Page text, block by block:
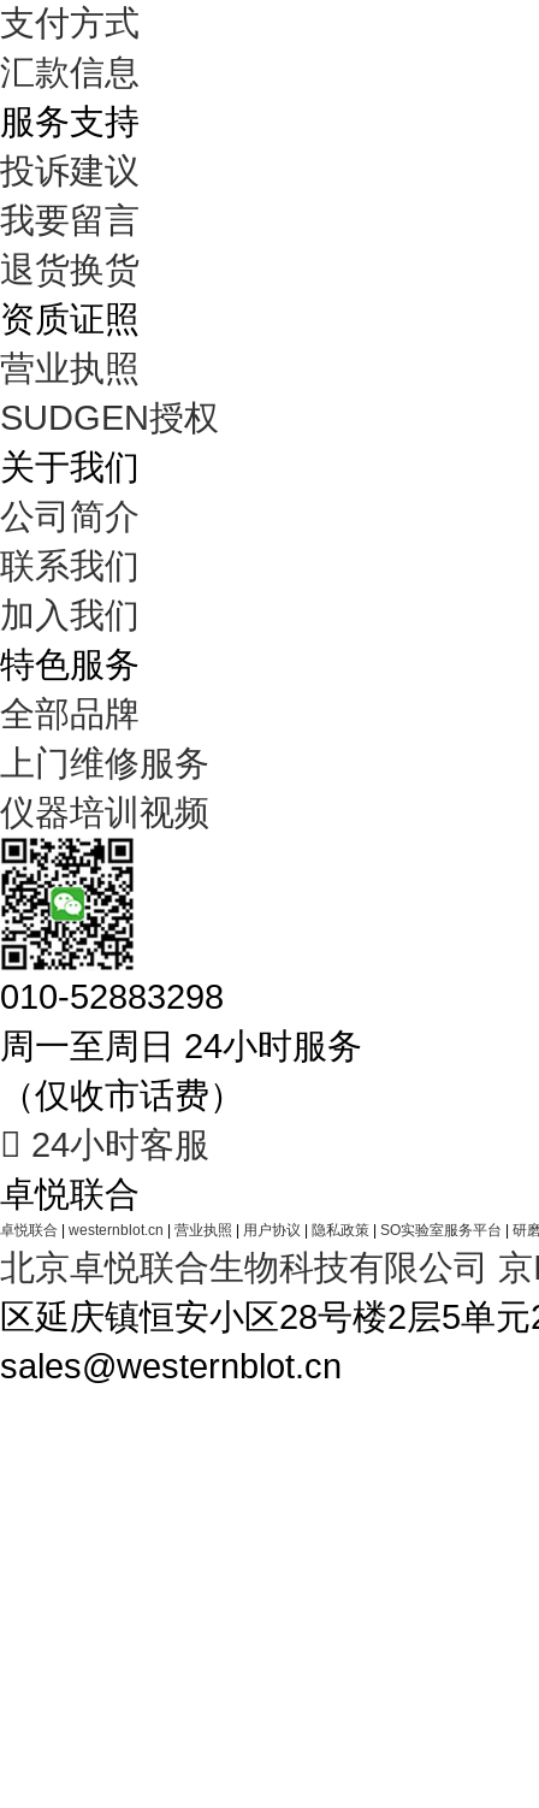
支付方式
汇款信息
服务支持
投诉建议
我要留言
退货换货
资质证照
营业执照
SUDGEN授权
关于我们
公司简介
联系我们
加入我们
特色服务
全部品牌
上门维修服务
仪器培训视频
010-52883298
周一至周日 24小时服务
（仅收市话费）
 24小时客服
卓悦联合
卓悦联合 | westernblot.cn | 营业执照 | 用户协议 | 隐私政策 | SO实验室服务平台 | 研
北京卓悦联合生物科技有限公司
区延庆镇恒安小区28号楼2层5单
sales@westernblot.cn